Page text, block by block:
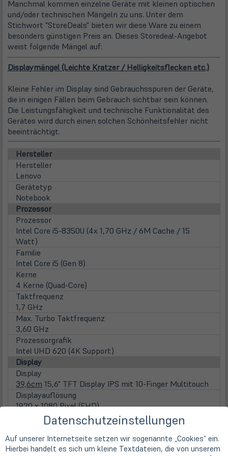
Manchmal kommen einzelne Geräte mit kleinen optischen
und/oder technischen Mängeln zu uns. Unter dem
Stichwort "StoreDeals" bieten wir diese Ware zu einem
besonders günstigen Preis an. Dieses Storedeal-Angebot
weist folgende Mängel auf:
Displaymängel (Leichte Kratzer / Helligkeitsflecken etc.)
Kleine Fehler im Display sind Gebrauchsspuren der Geräte,
die in einigen Fällen beim Gebrauch sichtbar sein können.
Die Leistungsfähigkeit und technische Funktionalität des
Gerätes wird durch einen solchen Schönheitsfehler nicht
beeinträchtigt.
Hersteller
Hersteller
Lenovo
Gerätetyp
Notebook
Prozessor
Prozessor
Intel Core i5-8350U (4x 1,70 GHz / 6M Cache / 15
Watt)
Familie
Intel Core i5 (Gen 8)
Kerne
4 Kerne (Quad-Core)
Taktfrequenz
1,7 GHz
Max. Turbo Taktfrequenz
3,60 GHz
Prozessorgrafik
Intel UHD 620 (4K Support)
Display
Display
39,6cm 15,6" TFT Display IPS mit 10-Finger Multitouch
Displayauflösung
1920 x 1080 Pixel (FHD)
Seitenverhältnis
Displayoberfläche
Anti-Glare (matt)
Datenschutzeinstellungen
Auf unserer Internetseite setzen wir sogenannte „Cookies“ ein.
Hierbei handelt es sich um kleine Textdateien, die von unserem